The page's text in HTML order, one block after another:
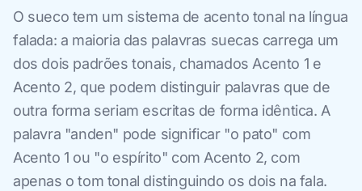
O sueco tem um sistema de acento tonal na língua
falada: a maioria das palavras suecas carrega um
dos dois padrões tonais, chamados Acento 1 e
Acento 2, que podem distinguir palavras que de
outra forma seriam escritas de forma idêntica. A
palavra "anden" pode significar "o pato" com
Acento 1 ou "o espírito" com Acento 2, com
apenas o tom tonal distinguindo os dois na fala.